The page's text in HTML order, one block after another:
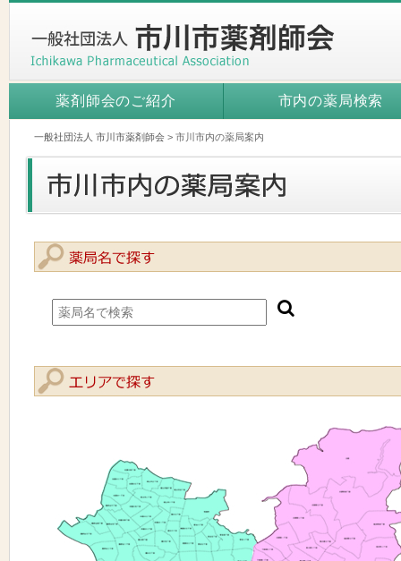
薬剤師会のご紹介 市内の薬局検索
一般社団法人 市川市薬剤師会 > 市川市内の薬局案内